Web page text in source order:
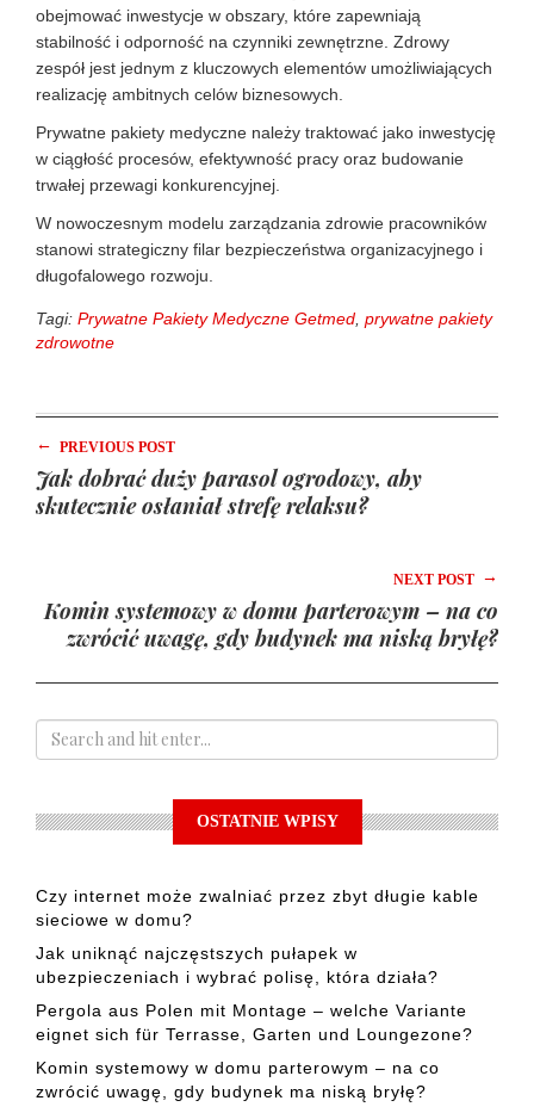
obejmować inwestycje w obszary, które zapewniają
stabilność i odporność na czynniki zewnętrzne. Zdrowy
zespół jest jednym z kluczowych elementów umożliwiających
realizację ambitnych celów biznesowych.
Prywatne pakiety medyczne należy traktować jako inwestycję
w ciągłość procesów, efektywność pracy oraz budowanie
trwałej przewagi konkurencyjnej.
W nowoczesnym modelu zarządzania zdrowie pracowników
stanowi strategiczny filar bezpieczeństwa organizacyjnego i
długofalowego rozwoju.
Tagi: Prywatne Pakiety Medyczne Getmed prywatne pakiety
zdrowotne
← PREVIOUS POST
Jak dobrać duży parasol ogrodowy, aby
skutecznie osłaniał strefę relaksu?
NEXT POST →
Komin systemowy w domu parterowym – na co
zwrócić uwagę, gdy budynek ma niską bryłę?
OSTATNIE WPISY
Czy internet może zwalniać przez zbyt długie kable
sieciowe w domu?
Jak uniknąć najczęstszych pułapek w
ubezpieczeniach i wybrać polisę, która działa?
Pergola aus Polen mit Montage – welche Variante
eignet sich für Terrasse, Garten und Loungezone?
Komin systemowy w domu parterowym – na co
zwrócić uwagę, gdy budynek ma niską bryłę?